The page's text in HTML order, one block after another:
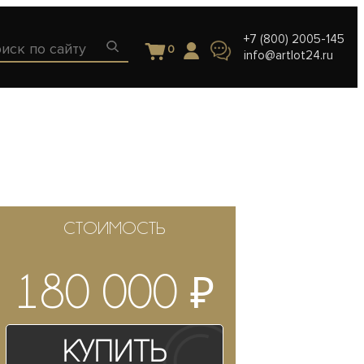
0
+7 (800) 2005-145
info@artlot24.ru
СТОИМОСТЬ
180 000 ₽
Купить